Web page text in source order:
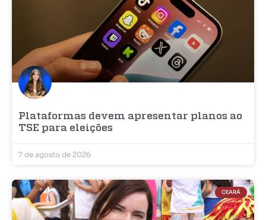
Plataformas devem apresentar planos ao
TSE para eleições
7 de agosto de 2026
CEARÁ